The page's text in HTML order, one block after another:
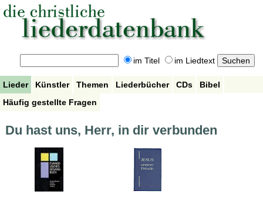
im Titel im Liedtext
Lieder Künstler Themen Liederbücher CDs
Bibel
Häufig gestellte Fragen
Du hast uns, Herr, in dir verbunden